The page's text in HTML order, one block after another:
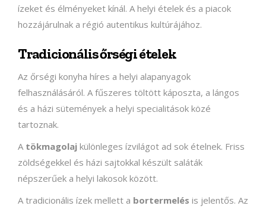
ízeket és élményeket kínál. A helyi ételek és a piacok
hozzájárulnak a régió autentikus kultúrájához.
Tradicionális őrségi ételek
Az őrségi konyha híres a helyi alapanyagok
felhasználásáról. A fűszeres töltött káposzta, a lángos
és a házi sütemények a helyi specialitások közé
tartoznak.
A tökmagolaj különleges ízvilágot ad sok ételnek. Friss
zöldségekkel és házi sajtokkal készült saláták
népszerűek a helyi lakosok között.
A tradicionális ízek mellett a bortermelés is jelentős. Az